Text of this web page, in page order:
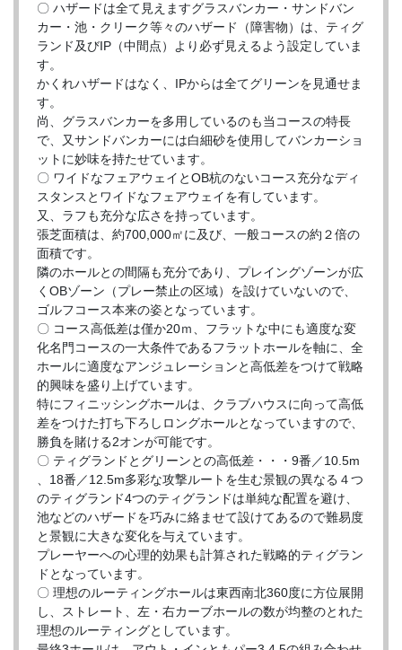
〇 ハザードは全て見えますグラスバンカー・サンドバン
カー・池・クリーク等々のハザード（障害物）は、ティグ
ランド及びIP（中間点）より必ず見えるよう設定していま
す。
かくれハザードはなく、IPからは全てグリーンを見通せま
す。
尚、グラスバンカーを多用しているのも当コースの特長
で、又サンドバンカーには白細砂を使用してバンカーショ
ットに妙味を持たせています。
〇 ワイドなフェアウェイとOB杭のないコース充分なディ
スタンスとワイドなフェアウェイを有しています。
又、ラフも充分な広さを持っています。
張芝面積は、約700,000㎡に及び、一般コースの約２倍の
面積です。
隣のホールとの間隔も充分であり、プレイングゾーンが広
くOBゾーン（プレー禁止の区域）を設けていないので、
ゴルフコース本来の姿となっています。
〇 コース高低差は僅か20ｍ、フラットな中にも適度な変
化名門コースの一大条件であるフラットホールを軸に、全
ホールに適度なアンジュレーションと高低差をつけて戦略
的興味を盛り上げています。
特にフィニッシングホールは、クラブハウスに向って高低
差をつけた打ち下ろしロングホールとなっていますので、
勝負を賭ける2オンが可能です。
〇 ティグランドとグリーンとの高低差・・・9番／10.5m
、18番／12.5m多彩な攻撃ルートを生む景観の異なる４つ
のティグランド4つのティグランドは単純な配置を避け、
池などのハザードを巧みに絡ませて設けてあるので難易度
と景観に大きな変化を与えています。
プレーヤーへの心理的効果も計算された戦略的ティグラン
ドとなっています。
〇 理想のルーティングホールは東西南北360度に方位展開
し、ストレート、左・右カーブホールの数が均整のとれた
理想のルーティングとしています。